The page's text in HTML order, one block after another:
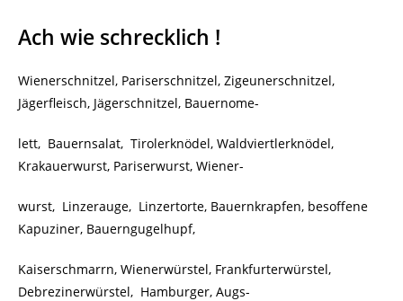
Ach wie schrecklich !
Wienerschnitzel, Pariserschnitzel, Zigeunerschnitzel,
Jägerfleisch, Jägerschnitzel, Bauernome-
lett, Bauernsalat, Tirolerknödel, Waldviertlerknödel,
Krakauerwurst, Pariserwurst, Wiener-
wurst, Linzerauge, Linzertorte, Bauernkrapfen, besoffene
Kapuziner, Bauerngugelhupf,
Kaiserschmarrn, Wienerwürstel, Frankfurterwürstel,
Debrezinerwürstel, Hamburger, Augs-